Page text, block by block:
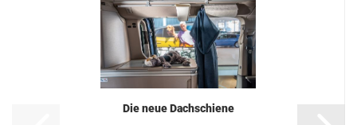
Die neue Dachschiene